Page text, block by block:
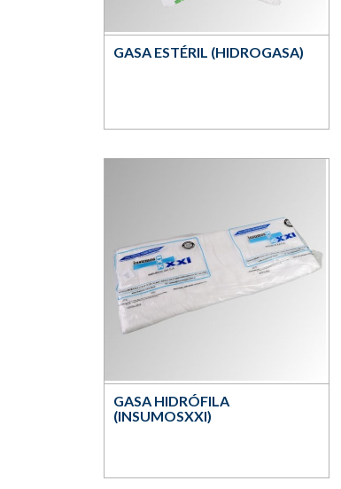
GASA ESTÉRIL (HIDROGASA)
GASA HIDRÓFILA
(INSUMOSXXI)